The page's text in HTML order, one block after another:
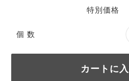
個 数
特別価格